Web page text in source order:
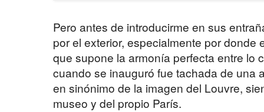
Pero antes de introducirme en sus
por el exterior, especialmente por donde
que supone la armonía perfecta entre lo
cuando se inauguró fue tachada de una
en sinónimo de la imagen del Louvre,
museo y del propio París.